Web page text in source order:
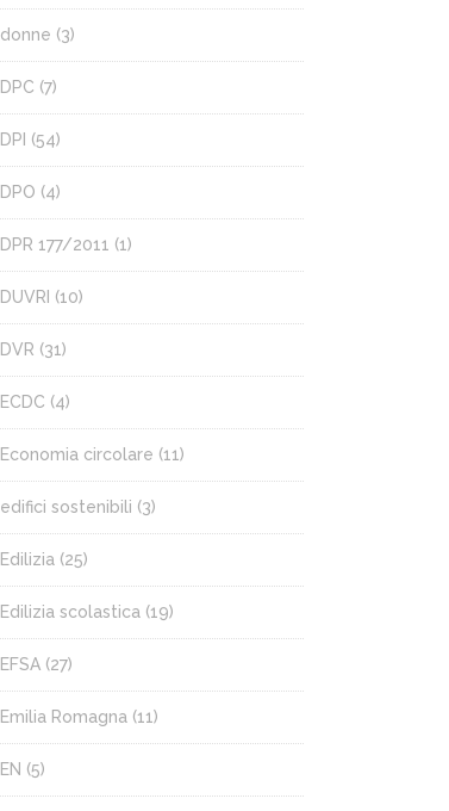
donne (3)
DPC (7)
DPI (54)
DPO (4)
DPR 177/2011 (1)
DUVRI (10)
DVR (31)
ECDC (4)
Economia circolare (11)
edifici sostenibili (3)
Edilizia (25)
Edilizia scolastica (19)
EFSA (27)
Emilia Romagna (11)
EN (5)